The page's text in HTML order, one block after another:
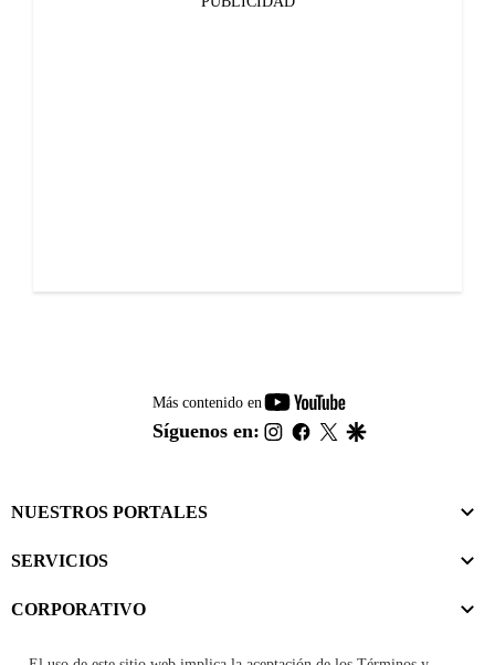
Más contenido en
youtube-
footer
Síguenos en: instagram
facebook
twitter
NUESTROS PORTALES
SERVICIOS
CORPORATIVO